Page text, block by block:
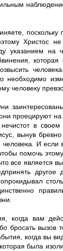
поскольку
Христос не
указанием на
которая
необходимо
человеку
проецируют на
в своем
вынув бревно
человека. И если
помочь этому
все является
другое
когда вам
бросать вызов
когда вы
была